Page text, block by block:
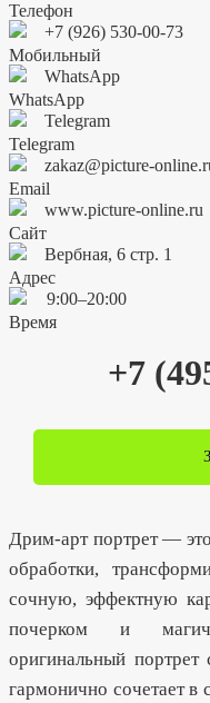
+7 (926) 530-00-73
WhatsApp
Telegram
zakaz@picture-
www.picture-online.ru
Вербная, 6 стр. 1
9:00–20:00
+7
Дрим-арт портрет —
обработки,
сочную, эффектную
почерком и
оригинальный
гармонично сочетает в